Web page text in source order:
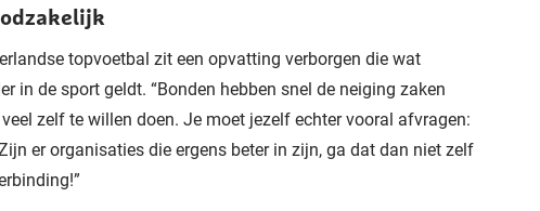
topvoetbal zit een opvatting verborgen die wat
in de sport geldt. “Bonden hebben snel de neiging zaken
zelf te willen doen. Je moet jezelf echter vooral afvragen:
er organisaties die ergens beter in zijn, ga dat dan niet zelf